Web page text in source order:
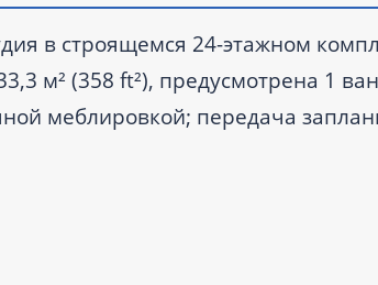
в строящемся 24-этажном
м² (358 ft²), предусмотрена 1
меблировкой; передача